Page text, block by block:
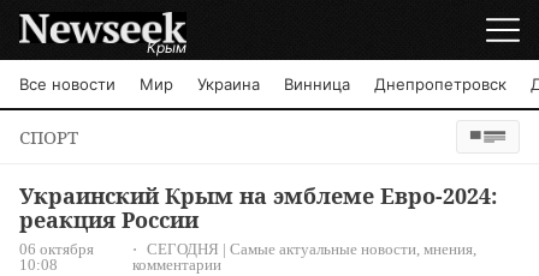
Крым
Все новости Мир Украина Винница Днепропетровск
СПОРТ
Украинский Крым на эмблеме Евро-2024:
реакция России
06 октября
10:08
СЕГОДНЯ | Самые актуальные новости, мнения,
комментарии